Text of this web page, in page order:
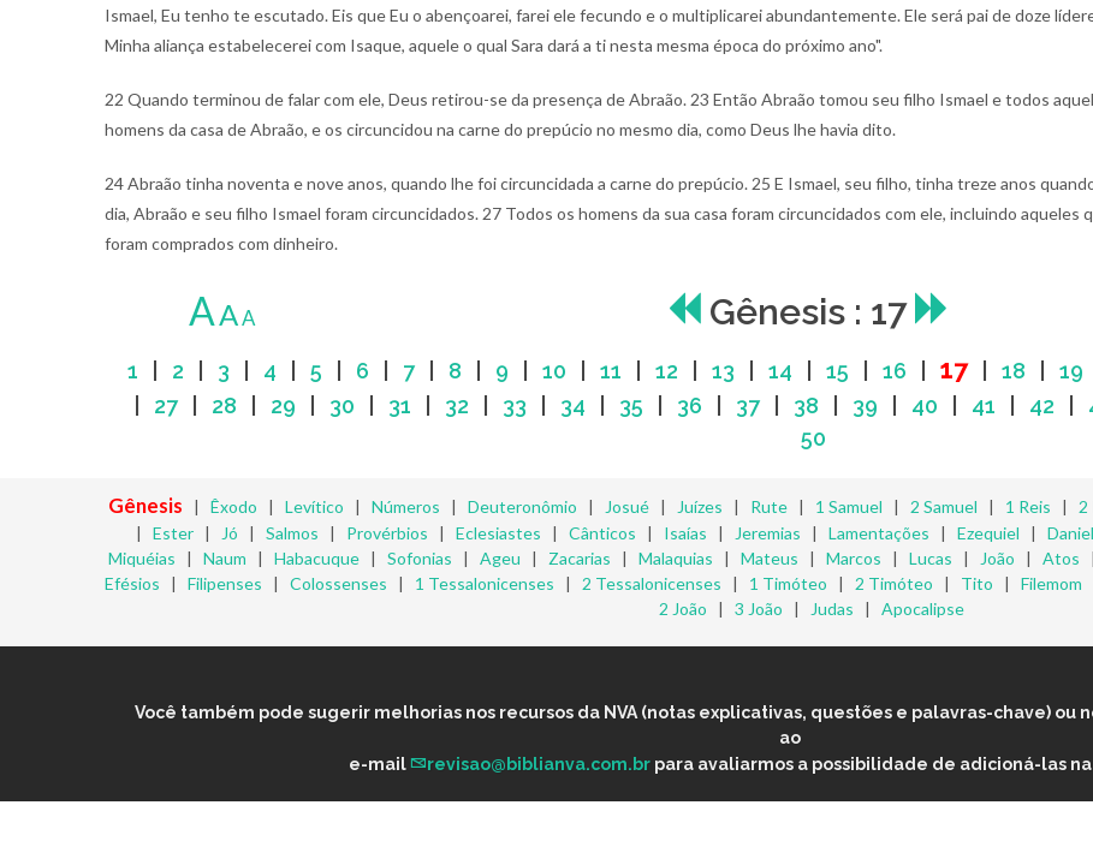
Ismael, Eu tenho te escutado. Eis que Eu o abençoarei, farei ele fecundo e o multiplicarei abundantemente. Ele será pai de doze
Minha aliança estabelecerei com Isaque, aquele o qual Sara dará a ti nesta mesma época do próximo ano".
22 Quando terminou de falar com ele, Deus retirou-se da presença de Abraão. 23 Então Abraão tomou seu filho Ismael e todos
homens da casa de Abraão, e os circuncidou na carne do prepúcio no mesmo dia, como Deus lhe havia dito.
24 Abraão tinha noventa e nove anos, quando lhe foi circuncidada a carne do prepúcio. 25 E Ismael, seu filho, tinha treze anos
dia, Abraão e seu filho Ismael foram circuncidados. 27 Todos os homens da sua casa foram circuncidados com ele, incluindo
foram comprados com dinheiro.
AAA Gênesis : 17
1 2 3 4 5 6 7| 8 9 10 11 12 13 14 15 16 17| 18 19
27| 28 29 30 31 32 33 34 35 36 37| 38 39 40 41 42
50
Gênesis | Êxodo | Levítico | Números | Deuteronômio | Josué| Juízes | Rute| 1 Samuel | 2 Samuel | 1 Reis | 2
| Ester| Jó | Salmos | Provérbios | Eclesiastes | Cânticos | Isaías | Jeremias | Lamentações | Ezequiel | Daniel
Miquéias | Naum | Habacuque | Sofonias | Ageu | Zacarias | Malaquias | Mateus | Marcos | Lucas | João | Atos
Efésios | Filipenses | Colossenses | 1 Tessalonicenses | 2 Tessalonicenses | 1 Timóteo | 2 Timóteo | Tito | Filemom
2 João | 3 João | Judas | Apocalipse
Você também pode sugerir melhorias nos recursos da NVA (notas explicativas, questões e palavras-chave) ou
ao
e-mail
revisao@biblianva.com.br para avaliarmos a possibilidade de adicioná-las